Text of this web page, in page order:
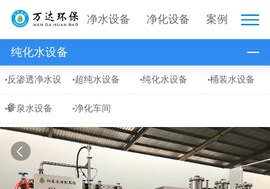
净水设备 净化设备 案例
纯化水设备
反渗透净水设
备
超纯水设备 纯化水设备 桶装水设备
矿泉水设备 净化车间